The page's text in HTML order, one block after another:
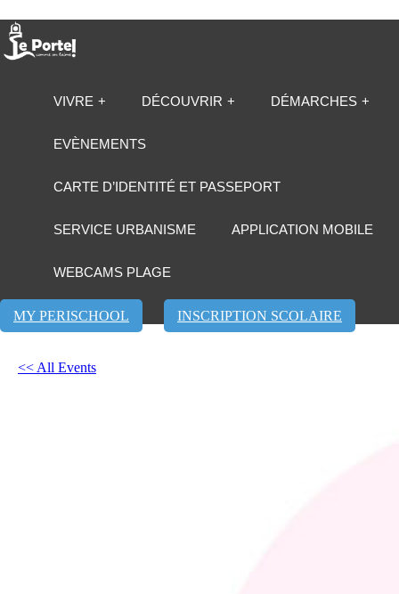
VIVRE DÉCOUVRIR DÉMARCHES
EVÈNEMENTS
CARTE D’IDENTITÉ ET PASSEPORT
SERVICE URBANISME APPLICATION MOBILE
WEBCAMS PLAGE
MY PERISCHOOL INSCRIPTION SCOLAIRE
<< All Events